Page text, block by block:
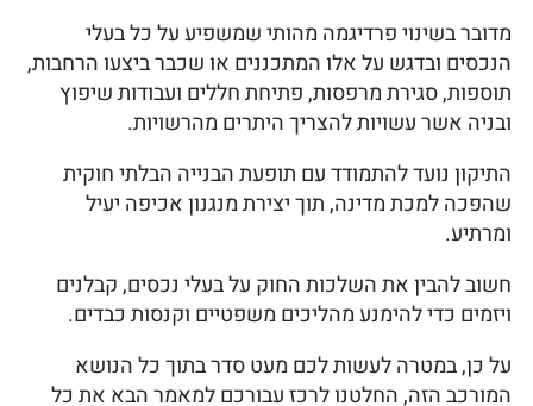
מדובר בשינוי פרדיגמה מהותי שמשפיע על כל בעלי
הנכסים ובדגש על אלו המתכננים או שכבר ביצעו הרחבות,
תוספות, סגירת מרפסות, פתיחת חללים ועבודות שיפוץ
ובניה אשר עשויות להצריך היתרים מהרשויות.
התיקון נועד להתמודד עם תופעת הבנייה הבלתי חוקית
שהפכה למכת מדינה, תוך יצירת מנגנון אכיפה יעיל
ומרתיע.
חשוב להבין את השלכות החוק על בעלי נכסים, קבלנים
ויזמים כדי להימנע מהליכים משפטיים וקנסות כבדים.
על כן, במטרה לעשות לכם מעט סדר בתוך כל הנושא
המורכב הזה, החלטנו לרכז עבורכם למאמר הבא את כל